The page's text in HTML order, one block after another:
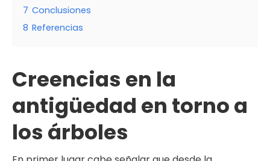
7 Conclusiones
8 Referencias
Creencias en la
antigüedad en torno a
los árboles